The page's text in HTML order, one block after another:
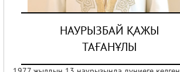
НАУРЫЗБАЙ ҚАЖЫ
ТАҒАНҰЛЫ